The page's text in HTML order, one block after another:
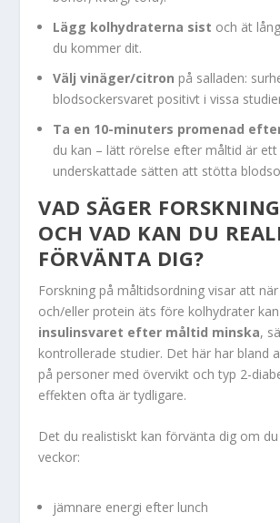
Lägg kolhydraterna sist och ät
du kommer dit.
Välj vinäger/citron på salladen:
blodsockersvaret positivt i vissa
Ta en 10-minuters promenad
du kan – lätt rörelse efter måltid är
underskattade sätten att stötta
VAD SÄGER
OCH VAD KAN DU
FÖRVÄNTA DIG?
Forskning på måltidsordning visar att
och/eller protein äts före kolhydrater kan
insulinsvaret efter måltid minska,
kontrollerade studier. Det här har bland
på personer med övervikt och typ 2-
effekten ofta är tydligare.
Det du realistiskt kan förvänta dig om
veckor:
jämnare energi efter lunch